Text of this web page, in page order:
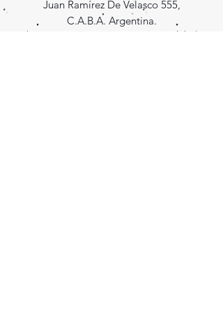
Juan Ramírez De Velasco 555,
C.A.B.A. Argentina.
(Se requiere cita previa para retirar pedidos)